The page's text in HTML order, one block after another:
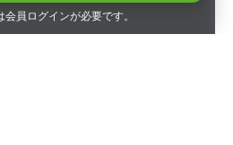
会員ログインが必要です。